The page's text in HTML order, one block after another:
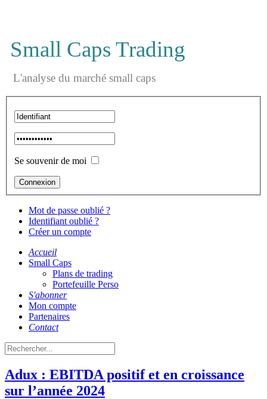
Small Caps Trading
L'analyse du marché small caps
Se souvenir de moi
Mot de passe oublié ?
Identifiant oublié ?
Créer un compte
Accueil
Small Caps
Plans de trading
Portefeuille Perso
S'abonner
Mon compte
Partenaires
Contact
Adux : EBITDA positif et en croissance
sur l’année 2024